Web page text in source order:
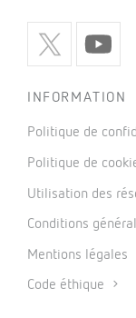
INFORMATION
Politique de
Politique de
Utilisation des
Conditions
Mentions légales
Code éthique